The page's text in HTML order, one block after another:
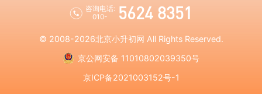
咨询电话:
010-
5624 8351
© 2008-2026北京小升初网 All Rights Reserved.
京公网安备 11010802039350号
京ICP备2021003152号-1